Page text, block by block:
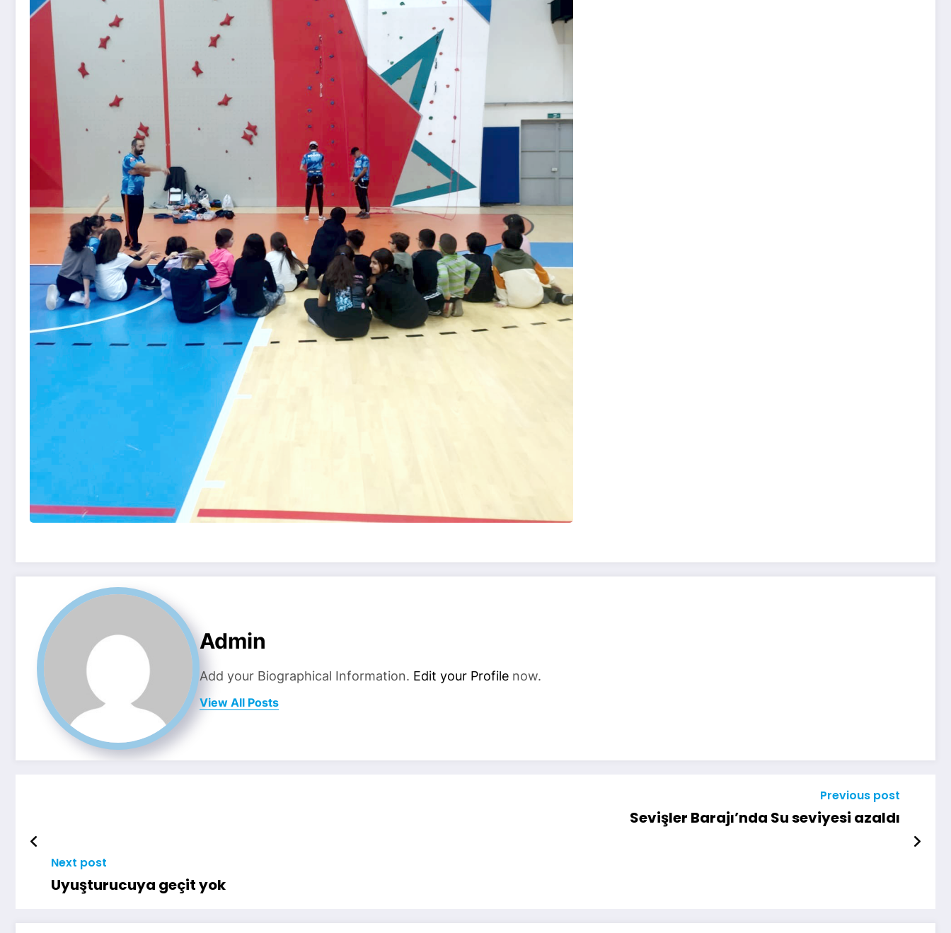
Admin
Add your Biographical Information. Edit your Profile now.
View All Posts
Previous post
Sevişler Barajı’nda Su seviyesi azaldı
Next post
Uyuşturucuya geçit yok